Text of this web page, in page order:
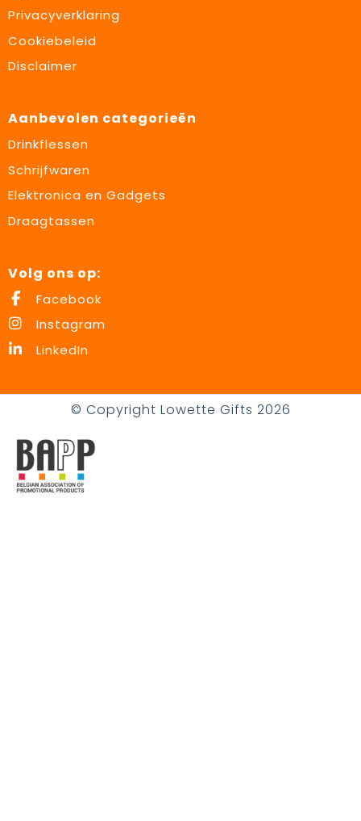
Privacyverklaring
Cookiebeleid
Disclaimer
Aanbevolen categorieën
Drinkflessen
Schrijfwaren
Elektronica en Gadgets
Draagtassen
Volg ons op:
Facebook
Instagram
LinkedIn
© Copyright Lowette Gifts 2026